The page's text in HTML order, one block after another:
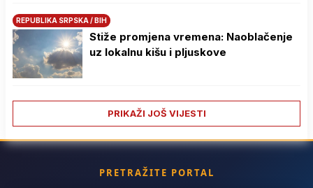
REPUBLIKA SRPSKA / BIH
Stiže promjena vremena: Naoblačenje
uz lokalnu kišu i pljuskove
PRIKAŽI JOŠ VIJESTI
PRETRAŽITE PORTAL